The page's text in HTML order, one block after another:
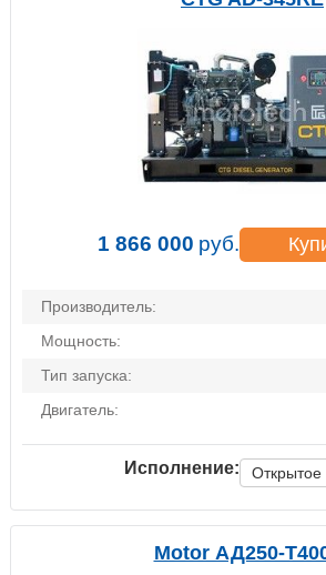
1 866 000 руб.
Производитель:
Мощность:
Тип запуска:
Двигатель:
Исполнение: Открытое
Motor АД250-